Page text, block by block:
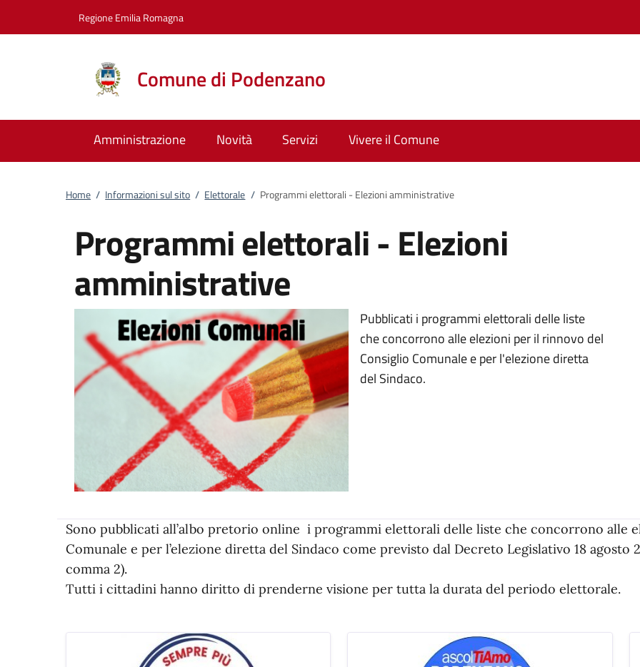
Regione Emilia Romagna
Comune di Podenzano
Amministrazione Novità Servizi Vivere il Comune
Home / Informazioni sul sito / Elettorale / Programmi elettorali - Elezioni amministrative
Programmi elettorali - Elezioni
amministrative
Pubblicati i programmi elettorali delle liste
che concorrono alle elezioni per il rinnovo del
Consiglio Comunale e per l'elezione diretta
del Sindaco.
Sono pubblicati all’albo pretorio online i programmi elettorali delle liste che concorrono alle
Comunale e per l’elezione diretta del Sindaco come previsto dal Decreto Legislativo 18 agosto
comma 2).
Tutti i cittadini hanno diritto di prenderne visione per tutta la durata del periodo elettorale.